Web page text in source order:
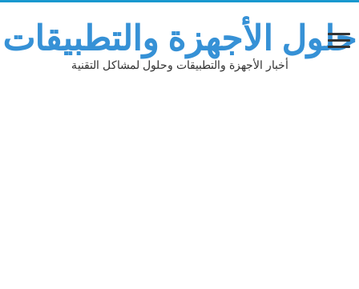
حلول الأجهزة والتطبيقات
أخبار الأجهزة والتطبيقات وحلول لمشاكل التقنية